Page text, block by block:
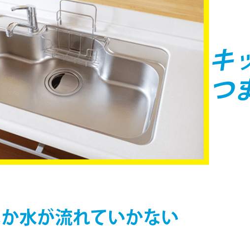
キ
つ
水が流れていかない